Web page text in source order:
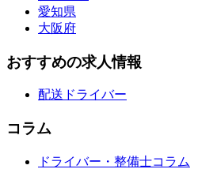
愛知県
大阪府
おすすめの求人情報
配送ドライバー
コラム
ドライバー・整備士コラム